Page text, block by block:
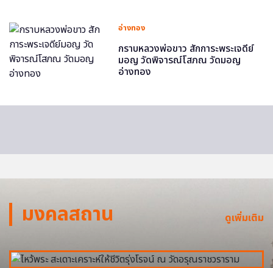
อ่างทอง
กราบหลวงพ่อขาว สักการะพระเจดีย์
มอญ วัดพิจารณ์โสภณ วัดมอญ
อ่างทอง
มงคลสถาน ดูเพิ่มเติม